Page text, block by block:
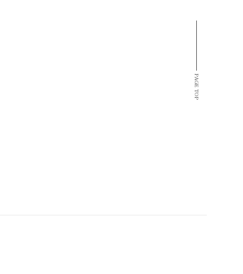
PAGE TOP